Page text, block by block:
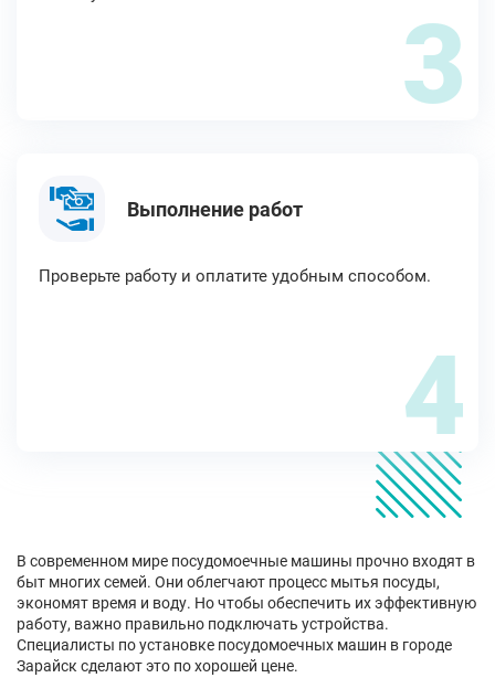
3
Выполнение работ
Проверьте работу и оплатите удобным способом.
4
В современном мире посудомоечные машины прочно входят в
быт многих семей. Они облегчают процесс мытья посуды,
экономят время и воду. Но чтобы обеспечить их эффективную
работу, важно правильно подключать устройства.
Специалисты по установке посудомоечных машин в городе
Зарайск сделают это по хорошей цене.